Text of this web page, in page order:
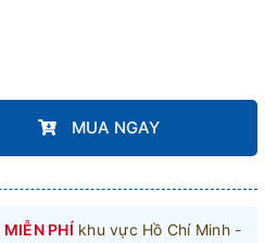
MUA NGAY
MIỄN PHÍ khu vực Hồ Chí Minh -